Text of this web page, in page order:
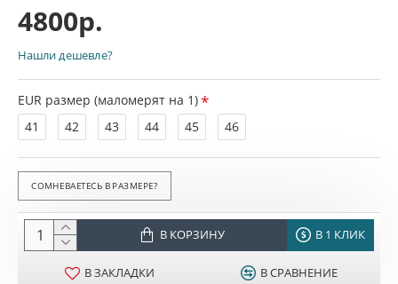
4800р.
EUR размер (маломерят на 1)
41
42 43 44 45 46
В КОРЗИНУ В 1 КЛИК
В ЗАКЛАДКИ В СРАВНЕНИЕ
Нашли дешевле?
СОМНЕВАЕТЕСЬ В РАЗМЕРЕ?